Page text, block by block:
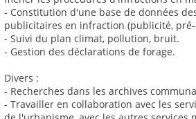
- Constitution d'une base de données
publicitaires en infraction (publicité,
- Suivi du plan climat, pollution, bruit.
- Gestion des déclarations de forage.
Divers :
- Recherches dans les archives
- Travailler en collaboration avec les